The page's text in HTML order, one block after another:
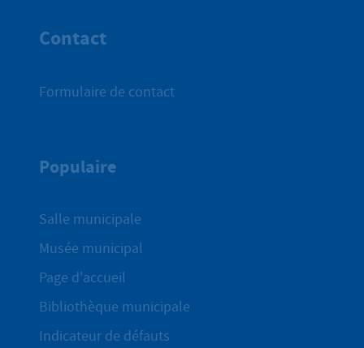
Contact
Formulaire de contact
Populaire
Salle municipale
Musée municipal
Page d'accueil
Bibliothèque municipale
Indicateur de défauts